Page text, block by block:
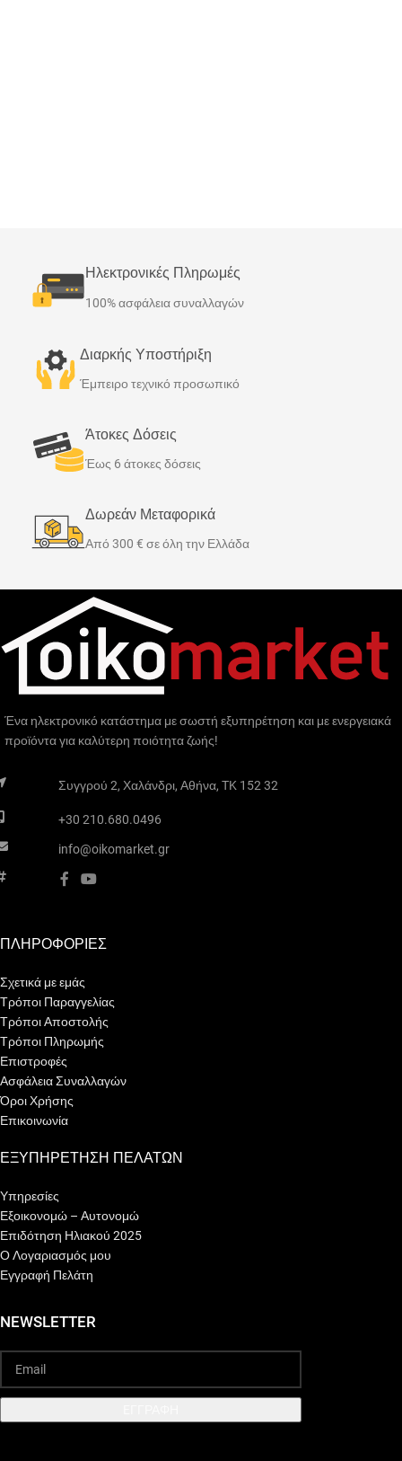
Ηλεκτρονικές Πληρωμές
100% ασφάλεια συναλλαγών
Διαρκής Υποστήριξη
Έμπειρο τεχνικό προσωπικό
Άτοκες Δόσεις
Έως 6 άτοκες δόσεις
Δωρεάν Μεταφορικά
Από 300 € σε όλη την Ελλάδα
Ένα ηλεκτρονικό κατάστημα με σωστή εξυπηρέτηση και με ενεργειακά
προϊόντα για καλύτερη ποιότητα ζωής!
Συγγρού 2, Χαλάνδρι, Αθήνα, TK 152 32
+30 210.680.0496
info@oikomarket.gr
ΠΛΗΡΟΦΟΡΙΕΣ
Σχετικά με εμάς
Τρόποι Παραγγελίας
Τρόποι Αποστολής
Τρόποι Πληρωμής
Επιστροφές
Ασφάλεια Συναλλαγών
Όροι Χρήσης
Επικοινωνία
ΕΞΥΠΗΡΕΤΗΣΗ ΠΕΛΑΤΩΝ
Υπηρεσίες
Εξοικονομώ – Αυτονομώ
Επιδότηση Ηλιακού 2025
Ο Λογαριασμός μου
Εγγραφή Πελάτη
NEWSLETTER